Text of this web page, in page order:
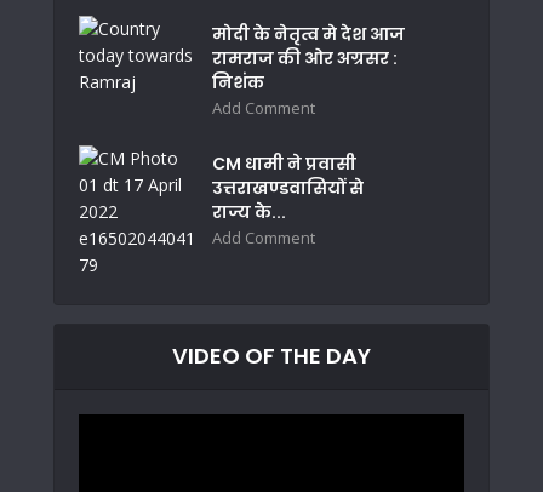
मोदी के नेतृत्व मे देश आज
रामराज की ओर अग्रसर :
निशंक
Add Comment
CM धामी ने प्रवासी
उत्तराखण्डवासियों से
राज्य के...
Add Comment
VIDEO OF THE DAY